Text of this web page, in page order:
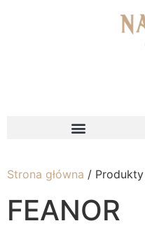
Strona główna / Produkty
FEANOR